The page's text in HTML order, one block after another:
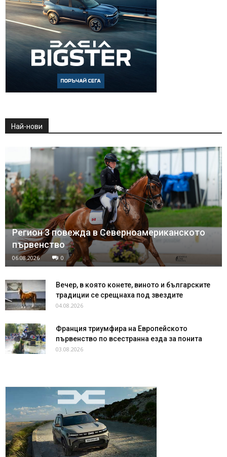
Най-нови
Регион 3 повежда в Северноамериканското
първенство
06.08.2026 0
Вечер, в която конете, виното и българските
традиции се срещнаха под звездите
04.08.2026
Франция триумфира на Европейското
първенство по всестранна езда за понита
03.08.2026